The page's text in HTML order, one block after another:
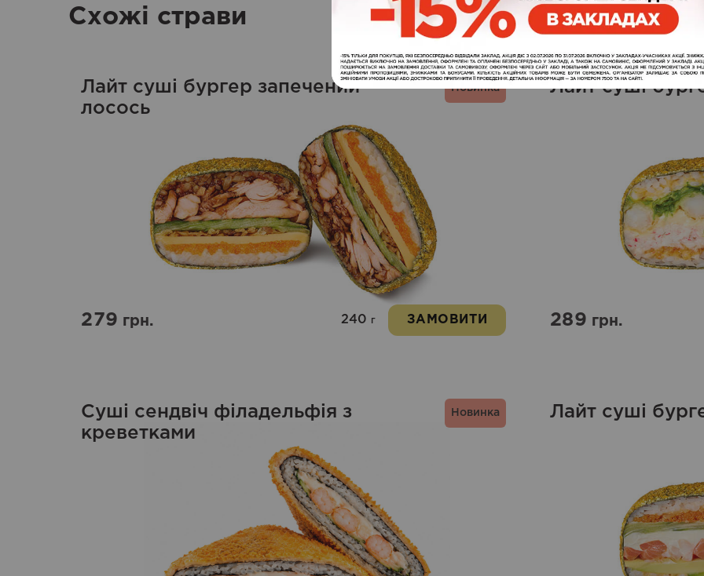
Схожі страви
Новинка
Лайт суші бургер запечений
лосось
279грн. 240 г ЗАМОВИТИ
Лайт суші
289грн.
Новинка
Суші сендвіч філадельфія з
креветками
Лайт суші